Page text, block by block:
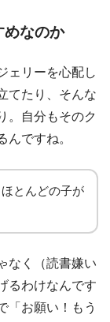
めなのか
ェリーを心配し
てたり、そんな
。自分もそのク
んですね。
とんどの子が
なく（読書嫌い
るわけなんです
「お願い！もう